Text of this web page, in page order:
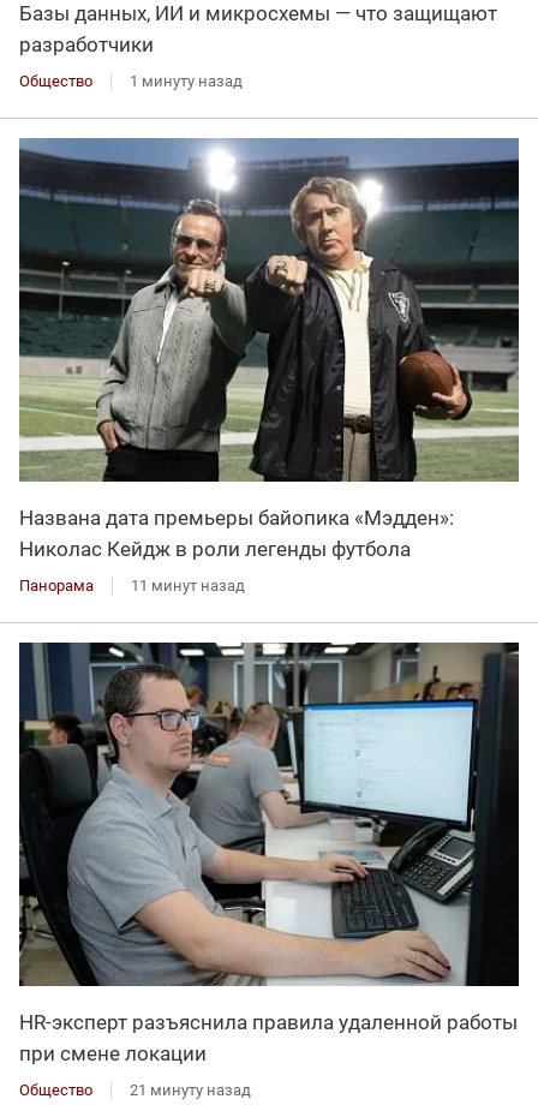
Базы данных, ИИ и микросхемы — что защищают
разработчики
Общество 1 минуту назад
Названа дата премьеры байопика «Мэдден»:
Николас Кейдж в роли легенды футбола
Панорама 11 минут назад
HR-эксперт разъяснила правила удаленной работы
при смене локации
Общество 21 минуту назад